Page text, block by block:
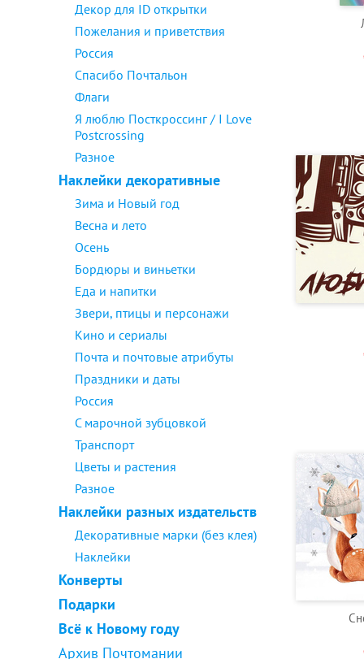
Декор для ID открытки
Пожелания и приветствия
Россия
Спасибо Почтальон
Флаги
Я люблю Посткроссинг / I Love
Postcrossing
Разное
Наклейки декоративные
Зима и Новый год
Весна и лето
Осень
Бордюры и виньетки
Еда и напитки
Звери, птицы и персонажи
Кино и сериалы
Почта и почтовые атрибуты
Праздники и даты
Россия
С марочной зубцовкой
Транспорт
Цветы и растения
Разное
Наклейки разных издательств
Декоративные марки (без клея)
Наклейки
Конверты
Подарки
Всё к Новому году
Архив Почтомании